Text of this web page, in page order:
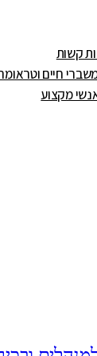
קשות
חיים